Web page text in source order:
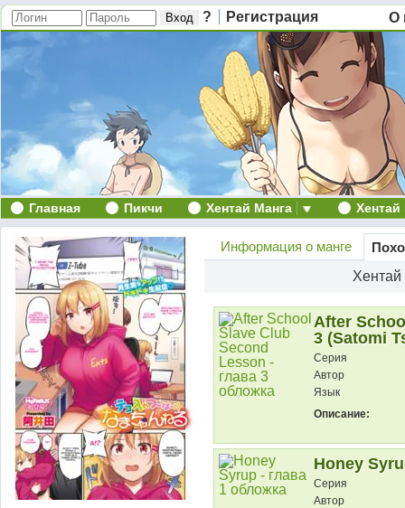
? Регистрация О
Главная Пикчи Хентай Манга
Информация о манге
After
3 (Satomi
Серия
Автор
Язык
Описание:
Honey
Серия
Автор